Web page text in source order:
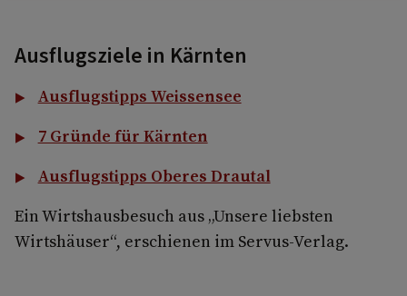
Ausflugsziele in Kärnten
Ausflugstipps Weissensee
7 Gründe für Kärnten
Ausflugstipps Oberes Drautal
Ein Wirtshausbesuch aus „Unsere liebsten
Wirtshäuser“, erschienen im Servus-Verlag.